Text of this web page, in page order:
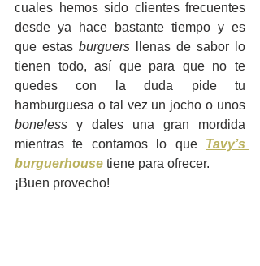
cuales hemos sido clientes frecuentes
desde ya hace bastante tiempo y es
que estas burguers llenas de sabor lo
tienen todo, así que para que no te
quedes con la duda pide tu
boneless y dales una gran mordida
mientras te contamos lo que Tavy’s
burguerhouse tiene para ofrecer.
¡Buen provecho!